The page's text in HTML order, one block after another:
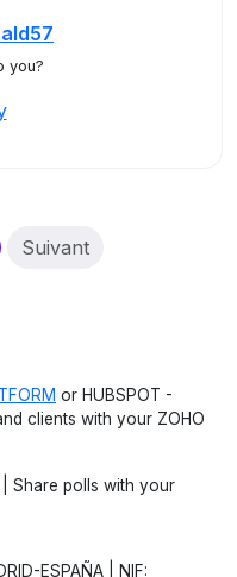
you?
Suivant
or HUBSPOT -
clients with your ZOHO
| Share polls with your
ESPAÑA | NIF: